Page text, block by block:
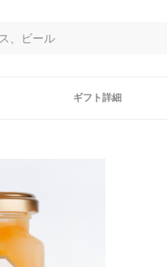
ギフト詳細